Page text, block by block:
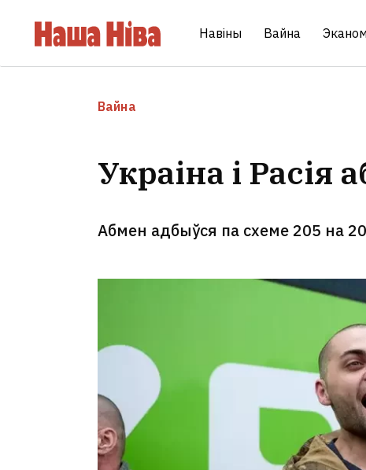
Навіны Вайна
Вайна
Украіна і
Абмен адбыўся па схеме 205 на